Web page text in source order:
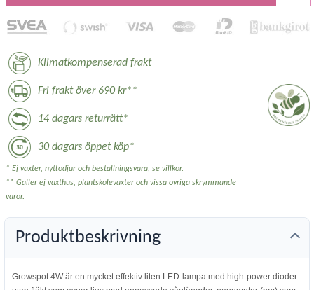
Klimatkompenserad frakt
Fri frakt över 690 kr**
14 dagars returrätt*
30 dagars öppet köp*
* Ej växter, nyttodjur och beställningsvara, se villkor.
** Gäller ej växthus, plantskoleväxter och vissa övriga skrymmande
varor.
Produktbeskrivning
Growspot 4W är en mycket effektiv liten LED-lampa med high-power dioder